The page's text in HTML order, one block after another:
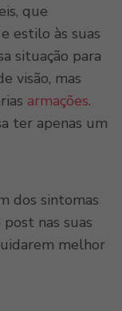
que
e estilo às suas
situação para
visão, mas
armações.
ter apenas um
dos sintomas
nas suas
melhor